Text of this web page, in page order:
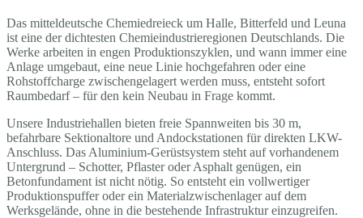
Das mitteldeutsche Chemiedreieck um Halle, Bitterfeld und Leuna
ist eine der dichtesten Chemieindustrieregionen Deutschlands. Die
Werke arbeiten in engen Produktionszyklen, und wann immer eine
Anlage umgebaut, eine neue Linie hochgefahren oder eine
Rohstoffcharge zwischengelagert werden muss, entsteht sofort
Raumbedarf – für den kein Neubau in Frage kommt.
Unsere Industriehallen bieten freie Spannweiten bis 30 m,
befahrbare Sektionaltore und Andockstationen für direkten LKW-
Anschluss. Das Aluminium-Gerüstsystem steht auf vorhandenem
Untergrund – Schotter, Pflaster oder Asphalt genügen, ein
Betonfundament ist nicht nötig. So entsteht ein vollwertiger
Produktionspuffer oder ein Materialzwischenlager auf dem
Werksgelände, ohne in die bestehende Infrastruktur einzugreifen.